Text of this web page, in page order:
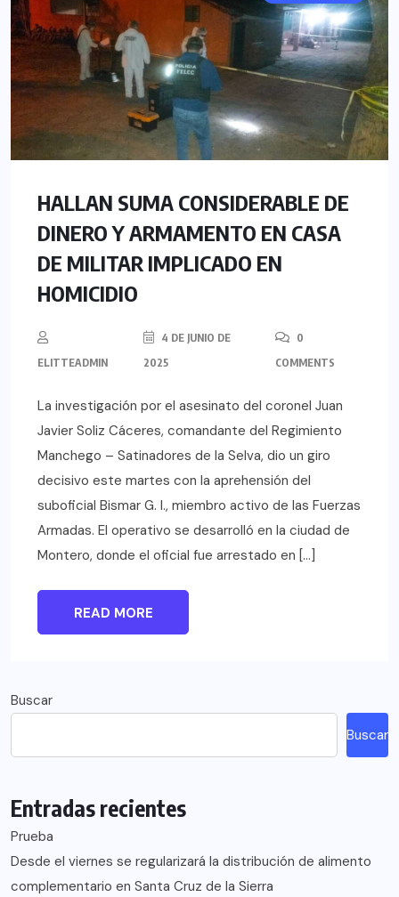
HALLAN SUMA CONSIDERABLE DE
DINERO Y ARMAMENTO EN CASA
DE MILITAR IMPLICADO EN
HOMICIDIO
ELITTEADMIN
4 DE JUNIO DE
2025
0
COMMENTS
La investigación por el asesinato del coronel Juan
Javier Soliz Cáceres, comandante del Regimiento
Manchego – Satinadores de la Selva, dio un giro
decisivo este martes con la aprehensión del
suboficial Bismar G. I., miembro activo de las Fuerzas
Armadas. El operativo se desarrolló en la ciudad de
Montero, donde el oficial fue arrestado en […]
READ MORE
Buscar
Buscar
Entradas recientes
Prueba
Desde el viernes se regularizará la distribución de alimento
complementario en Santa Cruz de la Sierra